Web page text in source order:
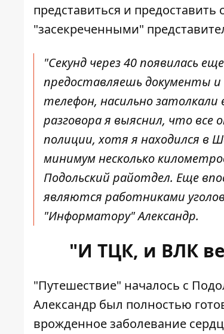
представиться и
"засекреченными"
"Секунд через 40 появилась
предоставляешь документы и
телефон, насильно
разговора я выяснил, что все
полиции, хотя я находился в
минимум несколько
Подольский райотдел. Еще
являются работниками
"Информатору" Александр.
"И ТЦК, и ВЛК
"Путешествие" началось с
Александр был полностью
врожденное заболевание